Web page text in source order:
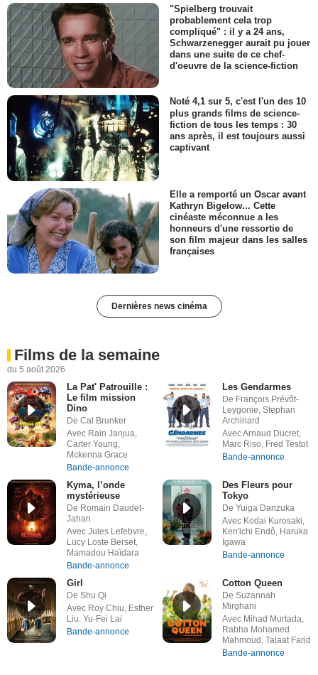
"Spielberg trouvait
probablement cela trop
compliqué" : il y a 24 ans,
Schwarzenegger aurait pu jouer
dans une suite de ce chef-
d'oeuvre de la science-fiction
Noté 4,1 sur 5, c'est l'un des 10
plus grands films de science-
fiction de tous les temps : 30
ans après, il est toujours aussi
captivant
Elle a remporté un Oscar avant
Kathryn Bigelow... Cette
cinéaste méconnue a les
honneurs d'une ressortie de
son film majeur dans les salles
françaises
Dernières news cinéma
Films de la semaine
du 5 août 2026
La Pat' Patrouille :
Le film mission
Dino
De Cal Brunker
Avec Rain Janjua,
Carter Young,
Mckenna Grace
Bande-annonce
Les Gendarmes
De François Prévôt-
Leygonie, Stephan
Archinard
Avec Arnaud Ducret,
Marc Riso, Fred Testot
Bande-annonce
Kyma, l’onde
mystérieuse
De Romain Daudet-
Jahan
Avec Jules Lefebvre,
Lucy Loste Berset,
Mamadou Haïdara
Bande-annonce
Des Fleurs pour
Tokyo
De Yuiga Danzuka
Avec Kodai Kurosaki,
Ken'ichi Endô, Haruka
Igawa
Bande-annonce
Girl
De Shu Qi
Avec Roy Chiu, Esther
Liu, Yu-Fei Lai
Bande-annonce
Cotton Queen
De Suzannah
Mirghani
Avec Mihad Murtada,
Rabha Mohamed
Mahmoud, Talaat Farid
Bande-annonce